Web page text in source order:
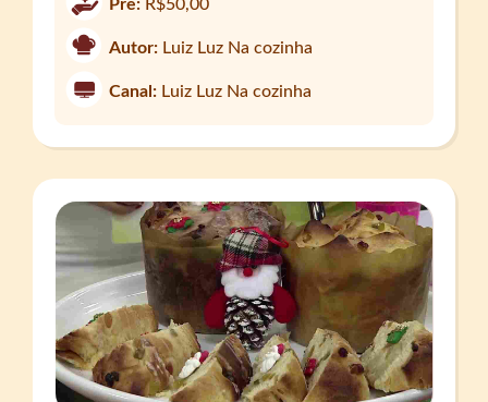
Pre: R$50,00
Autor: Luiz Luz Na cozinha
Canal: Luiz Luz Na cozinha